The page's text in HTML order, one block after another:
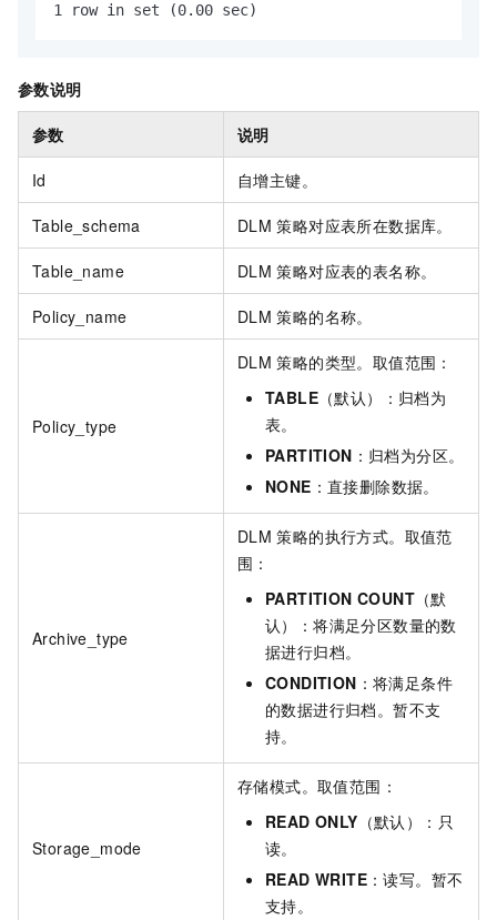
1 row in set (0.00 sec)
参数说明
参数 说明
Id 自增主键。
Table_schema DLM 策略对应表所在数据库。
Table_name DLM 策略对应表的表名称。
Policy_name DLM 策略的名称。
Policy_type
DLM 策略的类型。取值范围：
TABLE （默认）：归档为
表。
PARTITION ：归档为分区。
NONE ：直接删除数据。
Archive_type
DLM 策略的执行方式。取值范
围：
PARTITION COUNT （默
认）：将满足分区数量的数
据进行归档。
CONDITION ：将满足条件
的数据进行归档。暂不支
持。
Storage_mode
存储模式。取值范围：
READ ONLY （默认）：只
读。
READ WRITE ：读写。暂不
支持。